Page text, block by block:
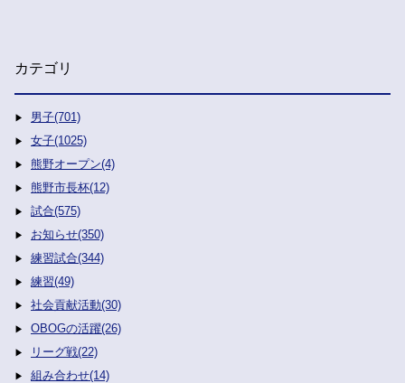
カテゴリ
男子(701)
女子(1025)
熊野オープン(4)
熊野市長杯(12)
試合(575)
お知らせ(350)
練習試合(344)
練習(49)
社会貢献活動(30)
OBOGの活躍(26)
リーグ戦(22)
組み合わせ(14)